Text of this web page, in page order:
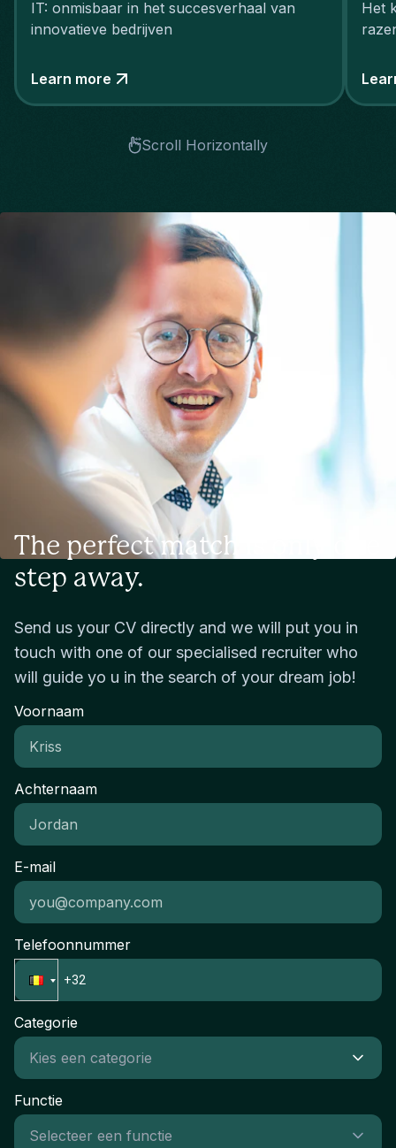
IT: onmisbaar in het succesverhaal van
innovatieve bedrijven
Learn more
Het
Scroll Horizontally
The perfect match is only one
step away.
Send us your CV directly and we will put you in
touch with one of our specialised recruiter who
will guide yo u in the search of your dream job!
Voornaam
Achternaam
E-mail
Telefoonnummer
Categorie
Functie